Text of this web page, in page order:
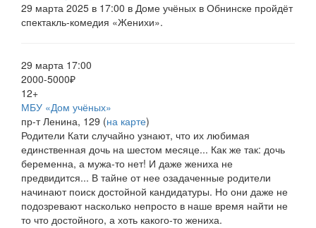
29 марта 2025 в 17:00 в Доме учёных в Обнинске пройдёт
спектакль-комедия «Женихи».
29 марта 17:00
2000-5000₽
12+
МБУ «Дом учёных»
пр-т Ленина, 129 (на карте)
Родители Кати случайно узнают, что их любимая
единственная дочь на шестом месяце... Как же так: дочь
беременна, а мужа-то нет! И даже жениха не
предвидится... В тайне от нее озадаченные родители
начинают поиск достойной кандидатуры. Но они даже не
подозревают насколько непросто в наше время найти не
то что достойного, а хоть какого-то жениха.